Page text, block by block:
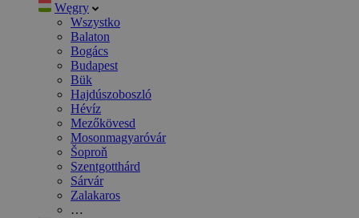
Węgry
Wszystko
Balaton
Bogács
Budapest
Bük
Hajdúszoboszló
Hévíz
Mezőkövesd
Mosonmagyaróvár
Šoproň
Szentgotthárd
Sárvár
Zalakaros
…